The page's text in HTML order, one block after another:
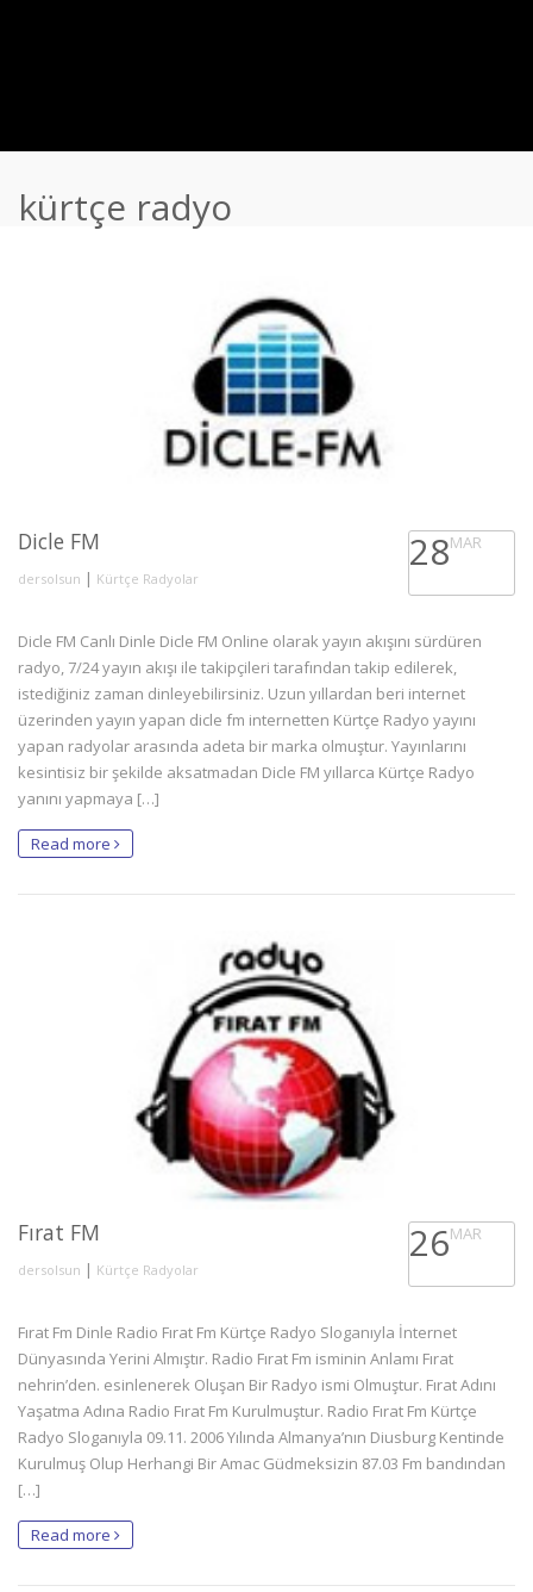
kürtçe radyo
Dicle FM
dersolsun | Kürtçe Radyolar
28MAR
Dicle FM Canlı Dinle Dicle FM Online olarak yayın akışını sürdüren
radyo, 7/24 yayın akışı ile takipçileri tarafından takip edilerek,
istediğiniz zaman dinleyebilirsiniz. Uzun yıllardan beri internet
üzerinden yayın yapan dicle fm internetten Kürtçe Radyo yayını
yapan radyolar arasında adeta bir marka olmuştur. Yayınlarını
kesintisiz bir şekilde aksatmadan Dicle FM yıllarca Kürtçe Radyo
yanını yapmaya […]
Read more
Fırat FM
dersolsun | Kürtçe Radyolar
26MAR
Fırat Fm Dinle Radio Fırat Fm Kürtçe Radyo Sloganıyla İnternet
Dünyasında Yerini Almıştır. Radio Fırat Fm isminin Anlamı Fırat
nehrin’den. esinlenerek Oluşan Bir Radyo ismi Olmuştur. Fırat Adını
Yaşatma Adına Radio Fırat Fm Kurulmuştur. Radio Fırat Fm Kürtçe
Radyo Sloganıyla 09.11. 2006 Yılında Almanya’nın Diusburg Kentinde
Kurulmuş Olup Herhangi Bir Amac Güdmeksizin 87.03 Fm bandından
[…]
Read more